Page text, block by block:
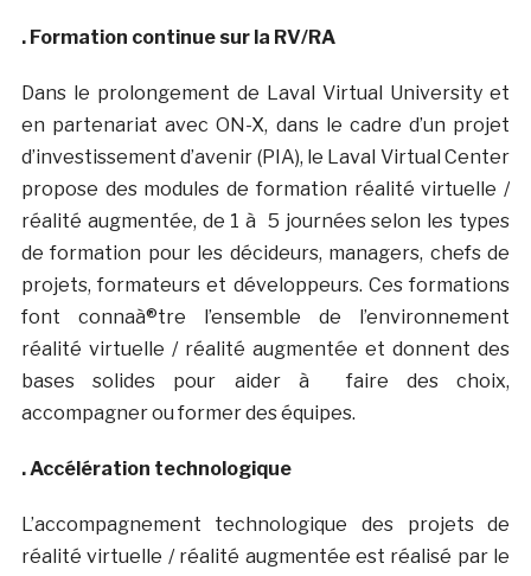
. Formation continue sur la RV/RA
Dans le prolongement de Laval Virtual University et
en partenariat avec ON-X, dans le cadre d’un projet
d’investissement d’avenir (PIA), le Laval Virtual Center
propose des modules de formation réalité virtuelle /
réalité augmentée, de 1 à 5 journées selon les types
de formation pour les décideurs, managers, chefs de
projets, formateurs et développeurs. Ces formations
font connaà®tre l’ensemble de l’environnement
réalité virtuelle / réalité augmentée et donnent des
bases solides pour aider à faire des choix,
accompagner ou former des équipes.
. Accélération technologique
L’accompagnement technologique des projets de
réalité virtuelle / réalité augmentée est réalisé par le